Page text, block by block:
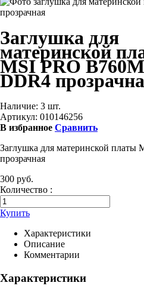
Заглушка для
материнской
MSI PRO
DDR4
Наличие: 3 шт.
Артикул: 010146256
В избранное Сравнить
Заглушка для материнской платы
прозрачная
300 руб.
Количество :
Купить
Характеристики
Описание
Комментарии
Характеристики